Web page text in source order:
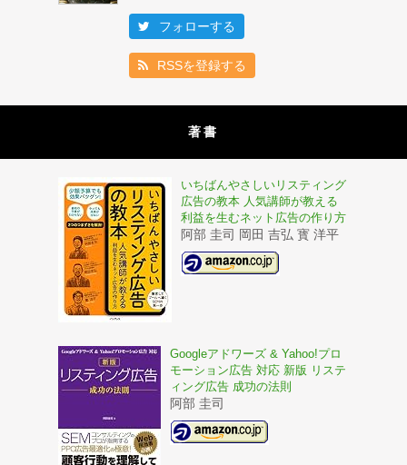
フォローする
RSSを登録する
著書
いちばんやさしいリスティング
広告の教本 人気講師が教える
利益を生むネット広告の作り方
阿部 圭司 岡田 吉弘 寳 洋平
Googleアドワーズ & Yahoo!プロ
モーション広告 対応 新版 リステ
ィング広告 成功の法則
阿部 圭司